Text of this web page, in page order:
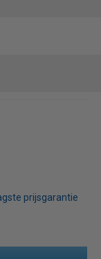
prijsgarantie